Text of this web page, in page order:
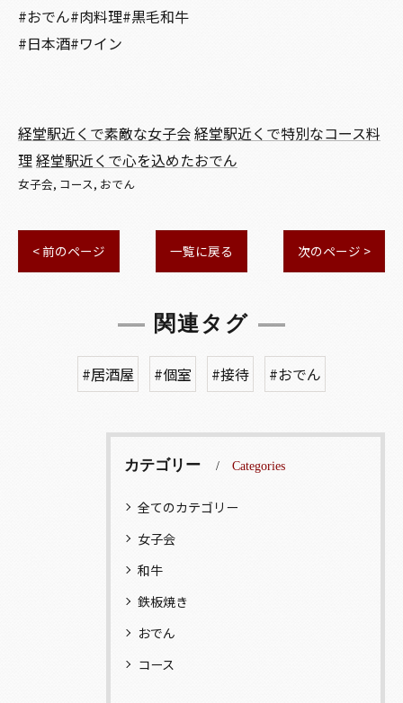
#おでん#肉料理#黒毛和牛
#日本酒#ワイン
経堂駅近くで素敵な女子会経堂駅近くで特別なコース料
理経堂駅近くで心を込めたおでん
女子会 コース おでん
< 前のページ 一覧に戻る 次のページ >
関連タグ
#居酒屋 #個室 #接待 #おでん
カテゴリー Categories
全てのカテゴリー
女子会
和牛
鉄板焼き
おでん
コース